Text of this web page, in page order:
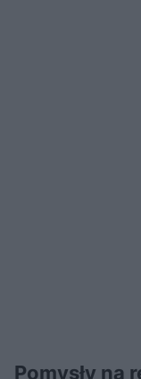
Pomysły na